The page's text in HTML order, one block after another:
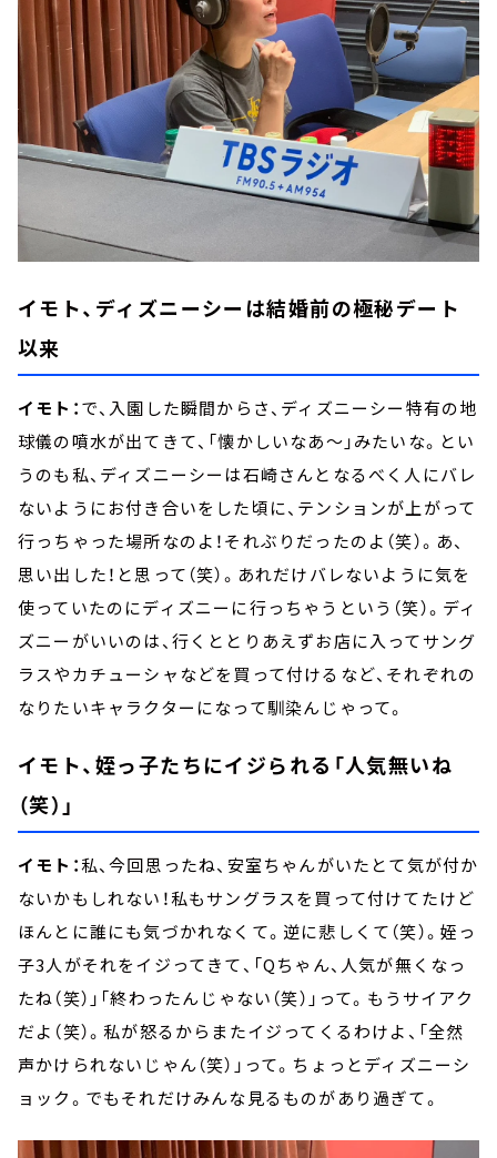
イモト、ディズニーシーは結婚前の極秘デート
以来
イモト：で、入園した瞬間からさ、ディズニーシー特有の地
球儀の噴水が出てきて、「懐かしいなあ～」みたいな。とい
うのも私、ディズニーシーは石崎さんとなるべく人にバレ
ないようにお付き合いをした頃に、テンションが上がって
行っちゃった場所なのよ！それぶりだったのよ（笑）。あ、
思い出した！と思って（笑）。あれだけバレないように気を
使っていたのにディズニーに行っちゃうという（笑）。ディ
ズニーがいいのは、行くととりあえずお店に入ってサング
ラスやカチューシャなどを買って付けるなど、それぞれの
なりたいキャラクターになって馴染んじゃって。
イモト、姪っ子たちにイジられる「人気無いね
（笑）」
イモト：私、今回思ったね、安室ちゃんがいたとて気が付か
ないかもしれない！私もサングラスを買って付けてたけど
ほんとに誰にも気づかれなくて。逆に悲しくて（笑）。姪っ
子3人がそれをイジってきて、「Qちゃん、人気が無くなっ
たね（笑）」「終わったんじゃない（笑）」って。もうサイアク
だよ（笑）。私が怒るからまたイジってくるわけよ、「全然
声かけられないじゃん（笑）」って。ちょっとディズニーシ
ョック。でもそれだけみんな見るものがあり過ぎて。